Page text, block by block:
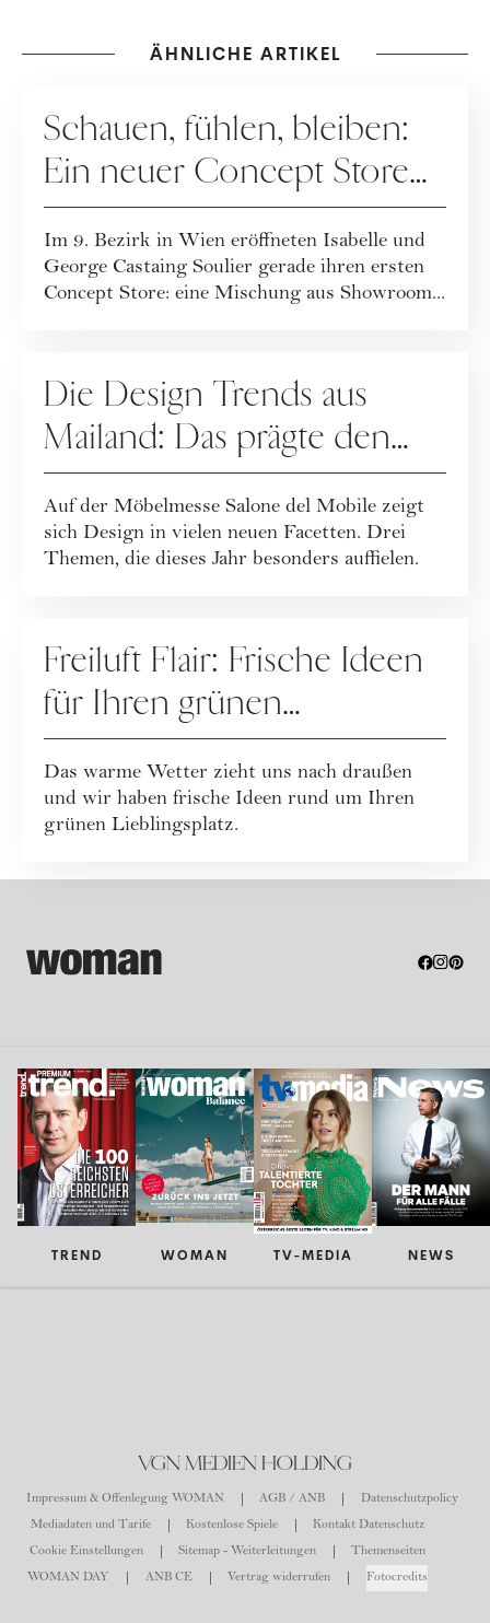
ÄHNLICHE ARTIKEL
Schauen, fühlen, bleiben:
Ein neuer Concept Store
für bewusstes Design
Im 9. Bezirk in Wien eröffneten Isabelle und
George Castaing Soulier gerade ihren ersten
Concept Store: eine Mischung aus Showroom...
Die Design Trends aus
Mailand: Das prägte den
Salone del Mobile
Auf der Möbelmesse Salone del Mobile zeigt
sich Design in vielen neuen Facetten. Drei
Themen, die dieses Jahr besonders auffielen.
Freiluft Flair: Frische Ideen
für Ihren grünen
Lieblingsplatz
Das warme Wetter zieht uns nach draußen
und wir haben frische Ideen rund um Ihren
grünen Lieblingsplatz.
TREND WOMAN TV-MEDIA NEWS
VGN MEDIEN HOLDING
Impressum & Offenlegung WOMAN AGB / ANB
Datenschutzpolicy
Mediadaten und Tarife
Kostenlose Spiele
Kontakt Datenschutz
Cookie Einstellungen
Sitemap - Weiterleitungen
Themenseiten
WOMAN DAY
ANB CE Vertrag widerrufen Fotocredits